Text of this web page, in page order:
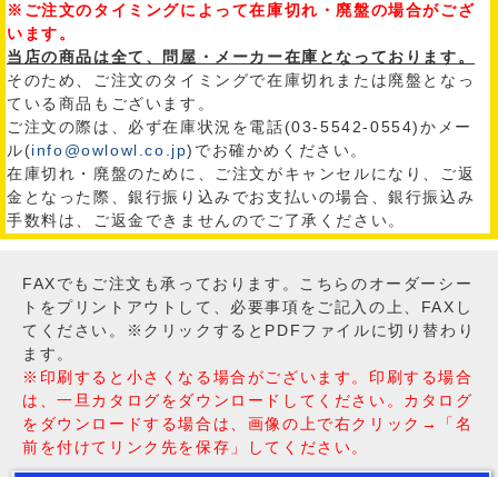
※ご注文のタイミングによって在庫切れ・廃盤の場合がござ
います。
当店の商品は全て、問屋・メーカー在庫となっております。
そのため、ご注文のタイミングで在庫切れまたは廃盤となっ
ている商品もございます。
ご注文の際は、必ず在庫状況を電話(03-5542-0554)かメー
ル(info@owlowl.co.jp)でお確かめください。
在庫切れ・廃盤のために、ご注文がキャンセルになり、ご返
金となった際、銀行振り込みでお支払いの場合、銀行振込み
手数料は、ご返金できませんのでご了承ください。
FAXでもご注文も承っております。こちらのオーダーシー
トをプリントアウトして、必要事項をご記入の上、FAXし
てください。※クリックするとPDFファイルに切り替わり
ます。
※印刷すると小さくなる場合がございます。印刷する場合
は、一旦カタログをダウンロードしてください。カタログ
をダウンロードする場合は、画像の上で右クリック→「名
前を付けてリンク先を保存」してください。